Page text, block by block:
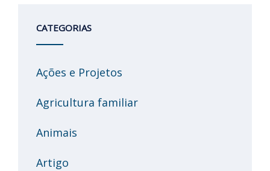
CATEGORIAS
Ações e Projetos
Agricultura familiar
Animais
Artigo